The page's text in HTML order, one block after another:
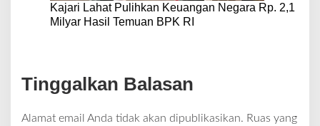
Kajari Lahat Pulihkan Keuangan Negara Rp. 2,1
Milyar Hasil Temuan BPK RI
Tinggalkan Balasan
Alamat email Anda tidak akan dipublikasikan. Ruas yang